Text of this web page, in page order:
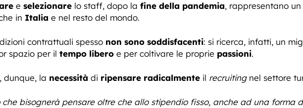
e selezionare lo staff, dopo la fine della pandemia, rappresentano un
in Italia e nel resto del mondo.
contrattuali spesso non sono soddisfacenti: si ricerca, infatti, un
spazio per il tempo libero e per coltivare le proprie passioni.
dunque, la necessità di ripensare radicalmente il recruitingnel settore
che bisognerà pensare oltre che allo stipendio fisso, anche ad una